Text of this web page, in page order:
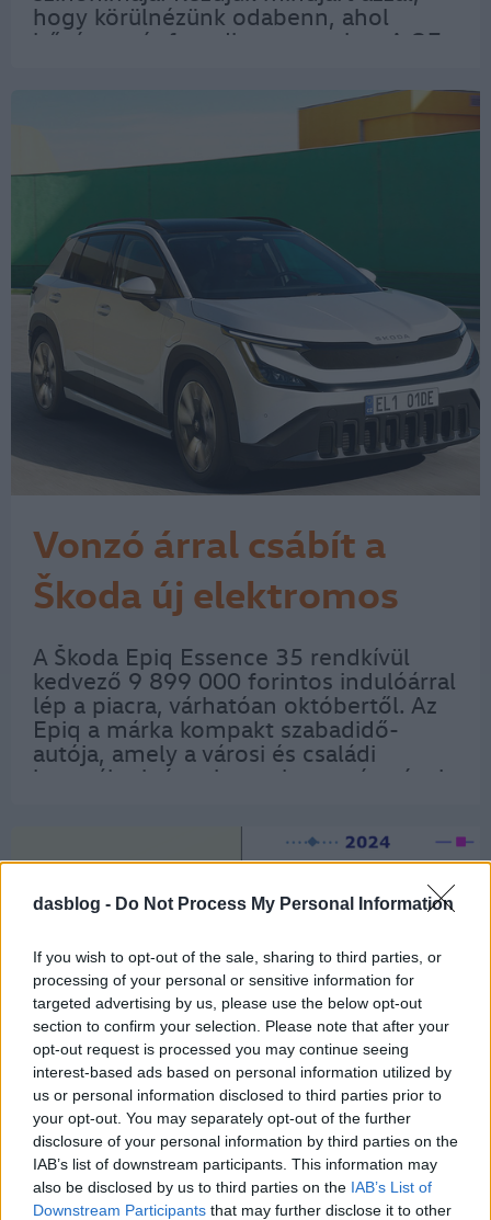
dasblog - Do Not Process My Personal Information
If you wish to opt-out of the sale, sharing to third parties, or
processing of your personal or sensitive information for
targeted advertising by us, please use the below opt-out
section to confirm your selection. Please note that after your
opt-out request is processed you may continue seeing
interest-based ads based on personal information utilized by
us or personal information disclosed to third parties prior to
your opt-out. You may separately opt-out of the further
disclosure of your personal information by third parties on the
IAB’s list of downstream participants. This information may
also be disclosed by us to third parties on the IAB’s List of
Downstream Participants that may further disclose it to other
hogy körülnézünk odabenn, ahol
bőséges tér fogadja az utasokat. A Q7
Extraként azonban most először két
Vonzó árral csábít a
Škoda új elektromos
SUV-ja
A Škoda Epiq Essence 35 rendkívül
kedvező 9 899 000 forintos indulóárral
lép a piacra, várhatóan októbertől. Az
Epiq a márka kompakt szabadidő-
autója, amely a városi és családi
használat igényeire szabott méretével,
technológiájával széles vásárlói kör